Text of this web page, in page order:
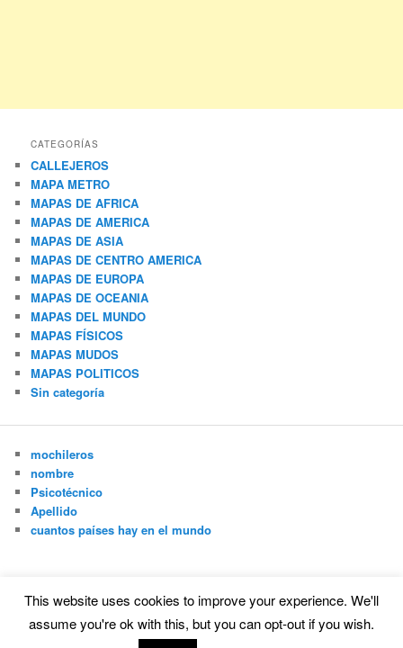
CATEGORÍAS
CALLEJEROS
MAPA METRO
MAPAS DE AFRICA
MAPAS DE AMERICA
MAPAS DE ASIA
MAPAS DE CENTRO AMERICA
MAPAS DE EUROPA
MAPAS DE OCEANIA
MAPAS DEL MUNDO
MAPAS FÍSICOS
MAPAS MUDOS
MAPAS POLITICOS
Sin categoría
mochileros
nombre
Psicotécnico
Apellido
cuantos países hay en el mundo
Funciona gracias a WordPress
This website uses cookies to improve your experience. We'll
assume you're ok with this, but you can opt-out if you wish.